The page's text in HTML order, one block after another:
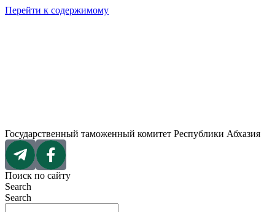
Перейти к содержимому
Государственный таможенный комитет Республики Абхазия
Поиск по сайту
Search
Search